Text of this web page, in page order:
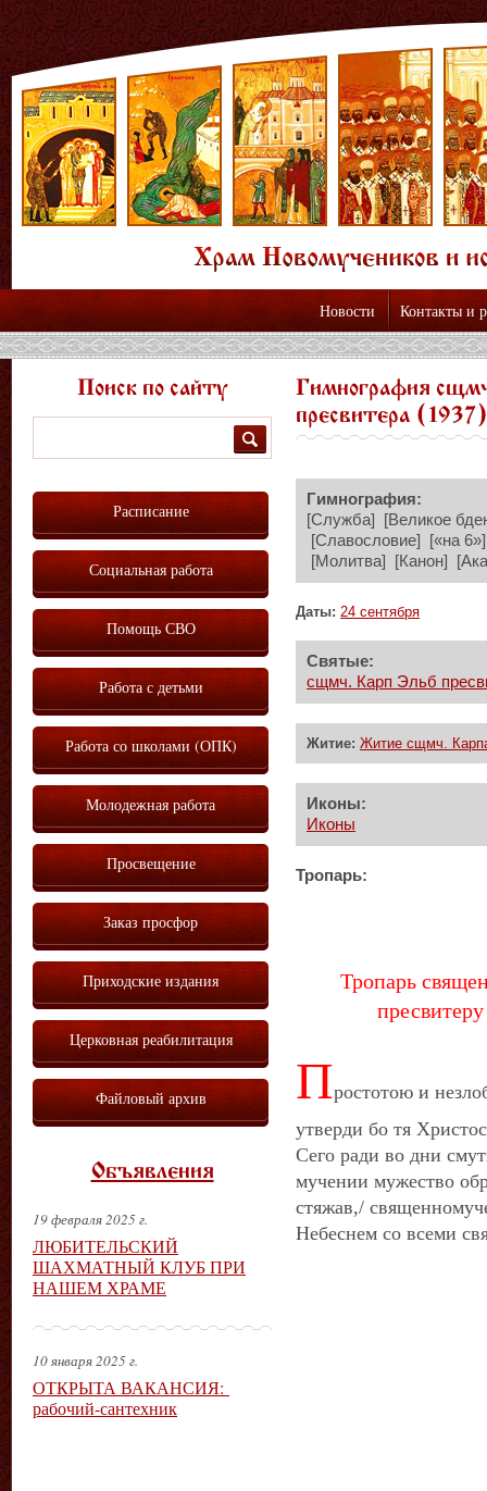
Новости Контакты и
Гимнография
пресвитера
Гимнография:
[Служба] [Великое
[Славословие] [«на
[Молитва] [Канон]
Даты: 24 сентября
Святые:
сщмч. Карп Эльб
Житие: Житие сщмч.
Иконы:
Иконы
Тропарь:
Тропарь
Простотою и
утверди бо тя
Сего ради во дни
мучении мужество
стяжав,/
Небеснем со всеми
Поиск по сайту
Расписание
Социальная работа
Помощь СВО
Работа с детьми
Работа со школами (ОПК)
Молодежная работа
Просвещение
Заказ просфор
Приходские издания
Церковная реабилитация
Файловый архив
Объявления
19 февраля 2025 г.
ЛЮБИТЕЛЬСКИЙ
ШАХМАТНЫЙ КЛУБ ПРИ
НАШЕМ ХРАМЕ
10 января 2025 г.
ОТКРЫТА ВАКАНСИЯ:
рабочий-сантехник